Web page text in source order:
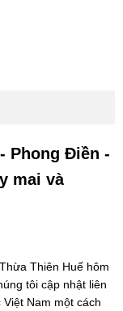
Phong Điền -
mai và
Thiên Huế hôm
tôi cập nhật liên
Nam một cách